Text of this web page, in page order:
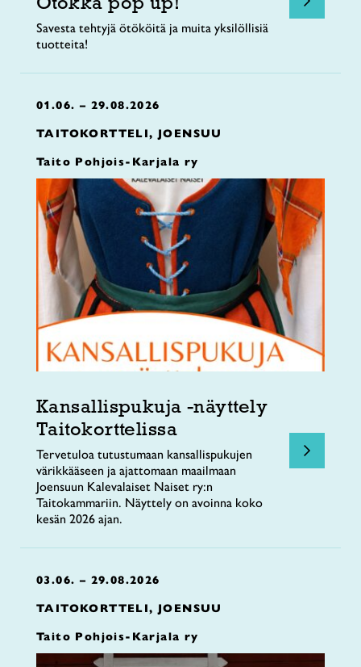
Savesta tehtyjä ötököitä ja muita yksilöllisiä
tuotteita!
01.06. – 29.08.2026
TAITOKORTTELI, JOENSUU
Taito Pohjois-Karjala ry
Kansallispukuja -näyttely
Taitokorttelissa
Tervetuloa tutustumaan kansallispukujen
värikkääseen ja ajattomaan maailmaan
Joensuun Kalevalaiset Naiset ry:n
Taitokammariin. Näyttely on avoinna koko
kesän 2026 ajan.
03.06. – 29.08.2026
TAITOKORTTELI, JOENSUU
Taito Pohjois-Karjala ry